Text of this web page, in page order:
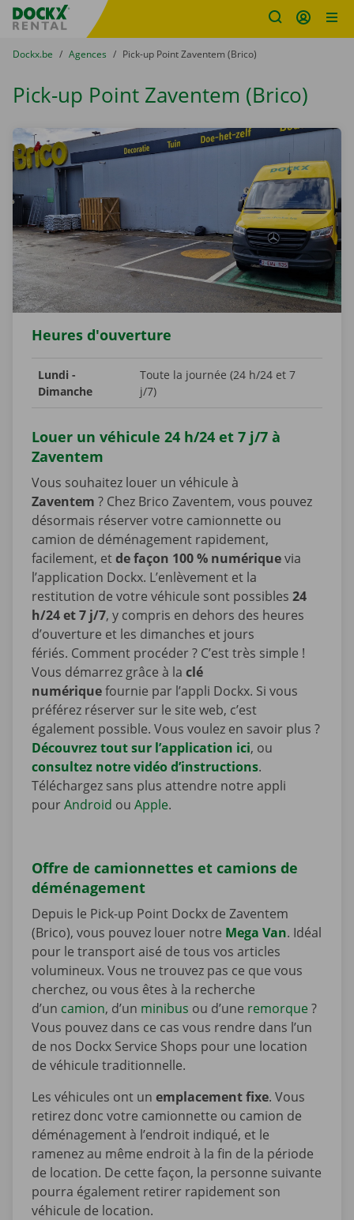
sitename
You are here:
du
Dockx.be to
Agences to
Pick-up Point Zaventem (Brico)
Pick-up Point Zaventem (Brico)
Heures d'ouverture
Lundi -
Dimanche
Toute la journée (24 h/24 et 7
j/7)
Louer un véhicule 24 h/24 et 7 j/7 à
Zaventem
Vous souhaitez louer un véhicule à
Zaventem ? Chez Brico Zaventem, vous pouvez
désormais réserver votre camionnette ou
camion de déménagement rapidement,
facilement, etde façon 100 % numériquevia
l’application Dockx. L’enlèvement et la
restitution de votre véhicule sont possibles 24
h/24 et 7 j/7, y compris en dehors des heures
d’ouverture et les dimanches et jours
fériés. Comment procéder ? C’est très simple !
Vous démarrez grâce à la clé
numériquefournie par l’appli Dockx. Si vous
préférez réserver sur le site web, c’est
également possible. Vous voulez en savoir plus ?
Découvrez tout sur l’application ici, ou
consultez notre vidéo d’instructions.
Téléchargez sans plus attendre notre appli
pourAndroid ou Apple.
Offre de camionnettes et camions de
déménagement
Depuis le Pick-up Point Dockx de Zaventem
(Brico), vous pouvez louer notre Mega Van. Idéal
pour le transport aisé de tous vos articles
volumineux. Vous ne trouvez pas ce que vous
cherchez, ou vous êtes à la recherche
d’un camion, d’un minibus ou d’une remorque ?
Vous pouvez dans ce cas vous rendre dans l’un
de nos Dockx Service Shops pour une location
de véhicule traditionnelle.
Les véhicules ont un emplacement fixe. Vous
retirez donc votre camionnette ou camion de
déménagement à l’endroit indiqué, et le
ramenez au même endroit à la fin de la période
de location. De cette façon, la personne suivante
pourra également retirer rapidement son
véhicule de location.